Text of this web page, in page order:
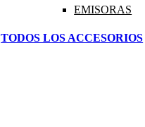
EMISORAS
TODOS LOS ACCESORIOS